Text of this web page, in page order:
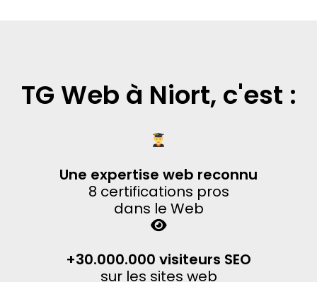
TG Web à Niort, c'est :
Une expertise web reconnu
8 certifications pros
dans le Web
+30.000.000 visiteurs SEO
sur les sites web